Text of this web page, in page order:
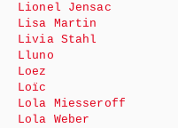
Lionel Jensac
Lisa Martin
Livia Stahl
Lluno
Loez
Loïc
Lola Miesseroff
Lola Weber